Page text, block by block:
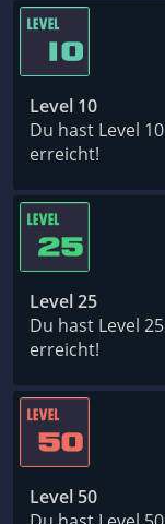
Level 10
Du hast Level 10
erreicht!
Level 25
Du hast Level 25
erreicht!
Level 50